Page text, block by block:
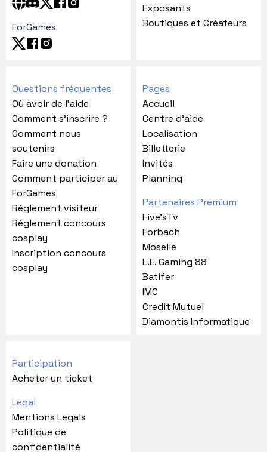
ForGames
Exposants
Boutiques et Créateurs
Questions fréquentes
Où avoir de l'aide
Comment s'inscrire ?
Comment nous
soutenirs
Faire une donation
Comment participer au
ForGames
Règlement visiteur
Règlement concours
cosplay
Inscription concours
cosplay
Pages
Accueil
Centre d'aide
Localisation
Billetterie
Invités
Planning
Partenaires Premium
Five'sTv
Forbach
Moselle
L.E. Gaming 88
Batifer
IMC
Credit Mutuel
Diamontis Informatique
Participation
Acheter un ticket
Legal
Mentions Legals
Politique de
confidentialité